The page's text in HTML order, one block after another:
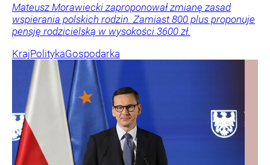
Mateusz Morawiecki zaproponował zmianę zasad
wspierania polskich rodzin. Zamiast 800 plus proponuje
pensję rodzicielską w wysokości 3600 zł.
KrajPolitykaGospodarka